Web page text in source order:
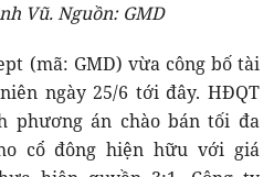
Vũ. Nguồn: GMD
(mã: GMD) vừa công bố tài
ngày 25/6 tới đây. HĐQT
phương án chào bán tối đa
cổ đông hiện hữu với giá